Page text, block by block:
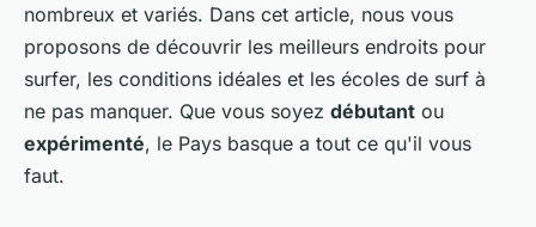
nombreux et variés. Dans cet article, nous vous
proposons de découvrir les meilleurs endroits pour
surfer, les conditions idéales et les écoles de surf à
ne pas manquer. Que vous soyez débutant ou
expérimenté, le Pays basque a tout ce qu'il vous
faut.